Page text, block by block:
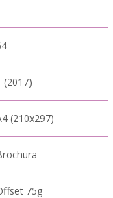
(2017)
(210x297)
75g